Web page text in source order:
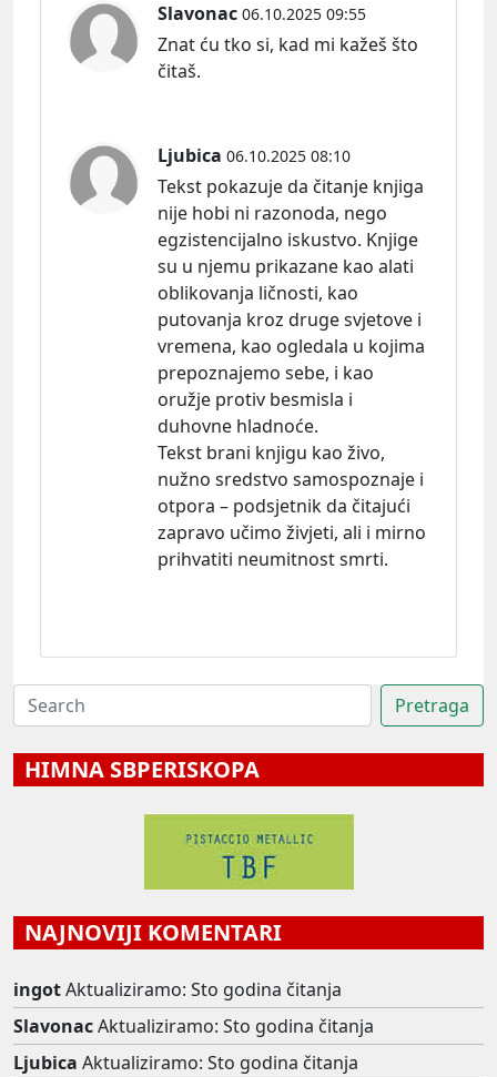
Slavonac 06.10.2025 09:55
Znat ću tko si, kad mi kažeš što
čitaš.
Ljubica 06.10.2025 08:10
Tekst pokazuje da čitanje knjiga
nije hobi ni razonoda, nego
egzistencijalno iskustvo. Knjige
su u njemu prikazane kao alati
oblikovanja ličnosti, kao
putovanja kroz druge svjetove i
vremena, kao ogledala u kojima
prepoznajemo sebe, i kao
oružje protiv besmisla i
duhovne hladnoće.
Tekst brani knjigu kao živo,
nužno sredstvo samospoznaje i
otpora – podsjetnik da čitajući
zapravo učimo živjeti, ali i mirno
prihvatiti neumitnost smrti.
HIMNA SBPERISKOPA
NAJNOVIJI KOMENTARI
ingotAktualiziramo: Sto godina čitanja
SlavonacAktualiziramo: Sto godina čitanja
Ljubica Aktualiziramo: Sto godina čitanja